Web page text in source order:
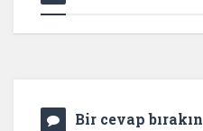
Bir cevap bırakın